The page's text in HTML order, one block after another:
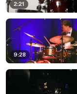
2:21
9:28